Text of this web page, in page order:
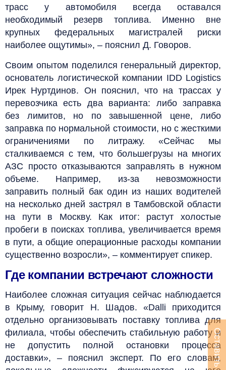
трасс у автомобиля всегда оставался
необходимый резерв топлива. Именно вне
крупных федеральных магистралей риски
наиболее ощутимы», – пояснил Д. Говоров.
Своим опытом поделился генеральный директор,
основатель логистической компании IDD Logistics
Ирек Нуртдинов. Он пояснил, что на трассах у
перевозчика есть два варианта: либо заправка
без лимитов, но по завышенной цене, либо
заправка по нормальной стоимости, но с жесткими
ограничениями по литражу. «Сейчас мы
сталкиваемся с тем, что большегрузы на многих
АЗС просто отказываются заправлять в нужном
объеме. Например, из-за невозможности
заправить полный бак один из наших водителей
на несколько дней застрял в Тамбовской области
на пути в Москву. Как итог: растут холостые
пробеги в поисках топлива, увеличивается время
в пути, а общие операционные расходы компании
существенно возросли», – комментирует спикер.
Где компании встречают сложности
Наиболее сложная ситуация сейчас наблюдается
в Крыму, говорит Н. Шадов. «Dalli приходится
отдельно организовывать поставку топлива для
филиала, чтобы обеспечить стабильную работу и
не допустить полной остановки процесса
доставки», – пояснил эксперт. По его словам,